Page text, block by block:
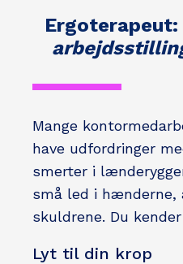
Ergoterapeut:
Mange
have udfordringer
smerter i
små led i hænderne,
skuldrene. Du
Lyt til din krop